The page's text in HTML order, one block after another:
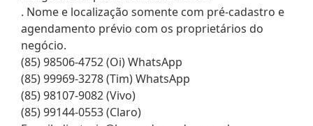
. Nome e localização somente com pré-cadastro e
agendamento prévio com os proprietários do
negócio.
(85) 98506-4752 (Oi) WhatsApp
(85) 99969-3278 (Tim) WhatsApp
(85) 98107-9082 (Vivo)
(85) 99144-0553 (Claro)